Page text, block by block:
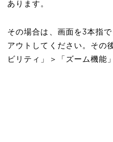
あります。
その場合は、画面を3本指
アウトしてください。その
ビリティ」＞「ズーム機能